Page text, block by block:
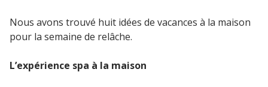
Nous avons trouvé huit idées de vacances à la maison
pour la semaine de relâche.
L’expérience spa à la maison